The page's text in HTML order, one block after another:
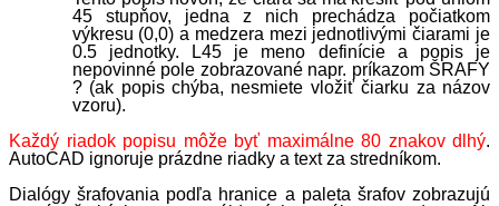
45 stupňov, jedna z nich prechádza počiatkom
výkresu (0,0) a medzera mezi jednotlivými čiarami je
0.5 jednotky. L45 je meno definície a popis je
nepovinné pole zobrazované napr. príkazom ŠRAFY
? (ak popis chýba, nesmiete vložiť čiarku za názov
vzoru).
Každý riadok popisu môže byť maximálne 80 znakov dlhý.
AutoCAD ignoruje prázdne riadky a text za stredníkom.
Dialógy šrafovania podľa hranice a paleta šrafov zobrazujú